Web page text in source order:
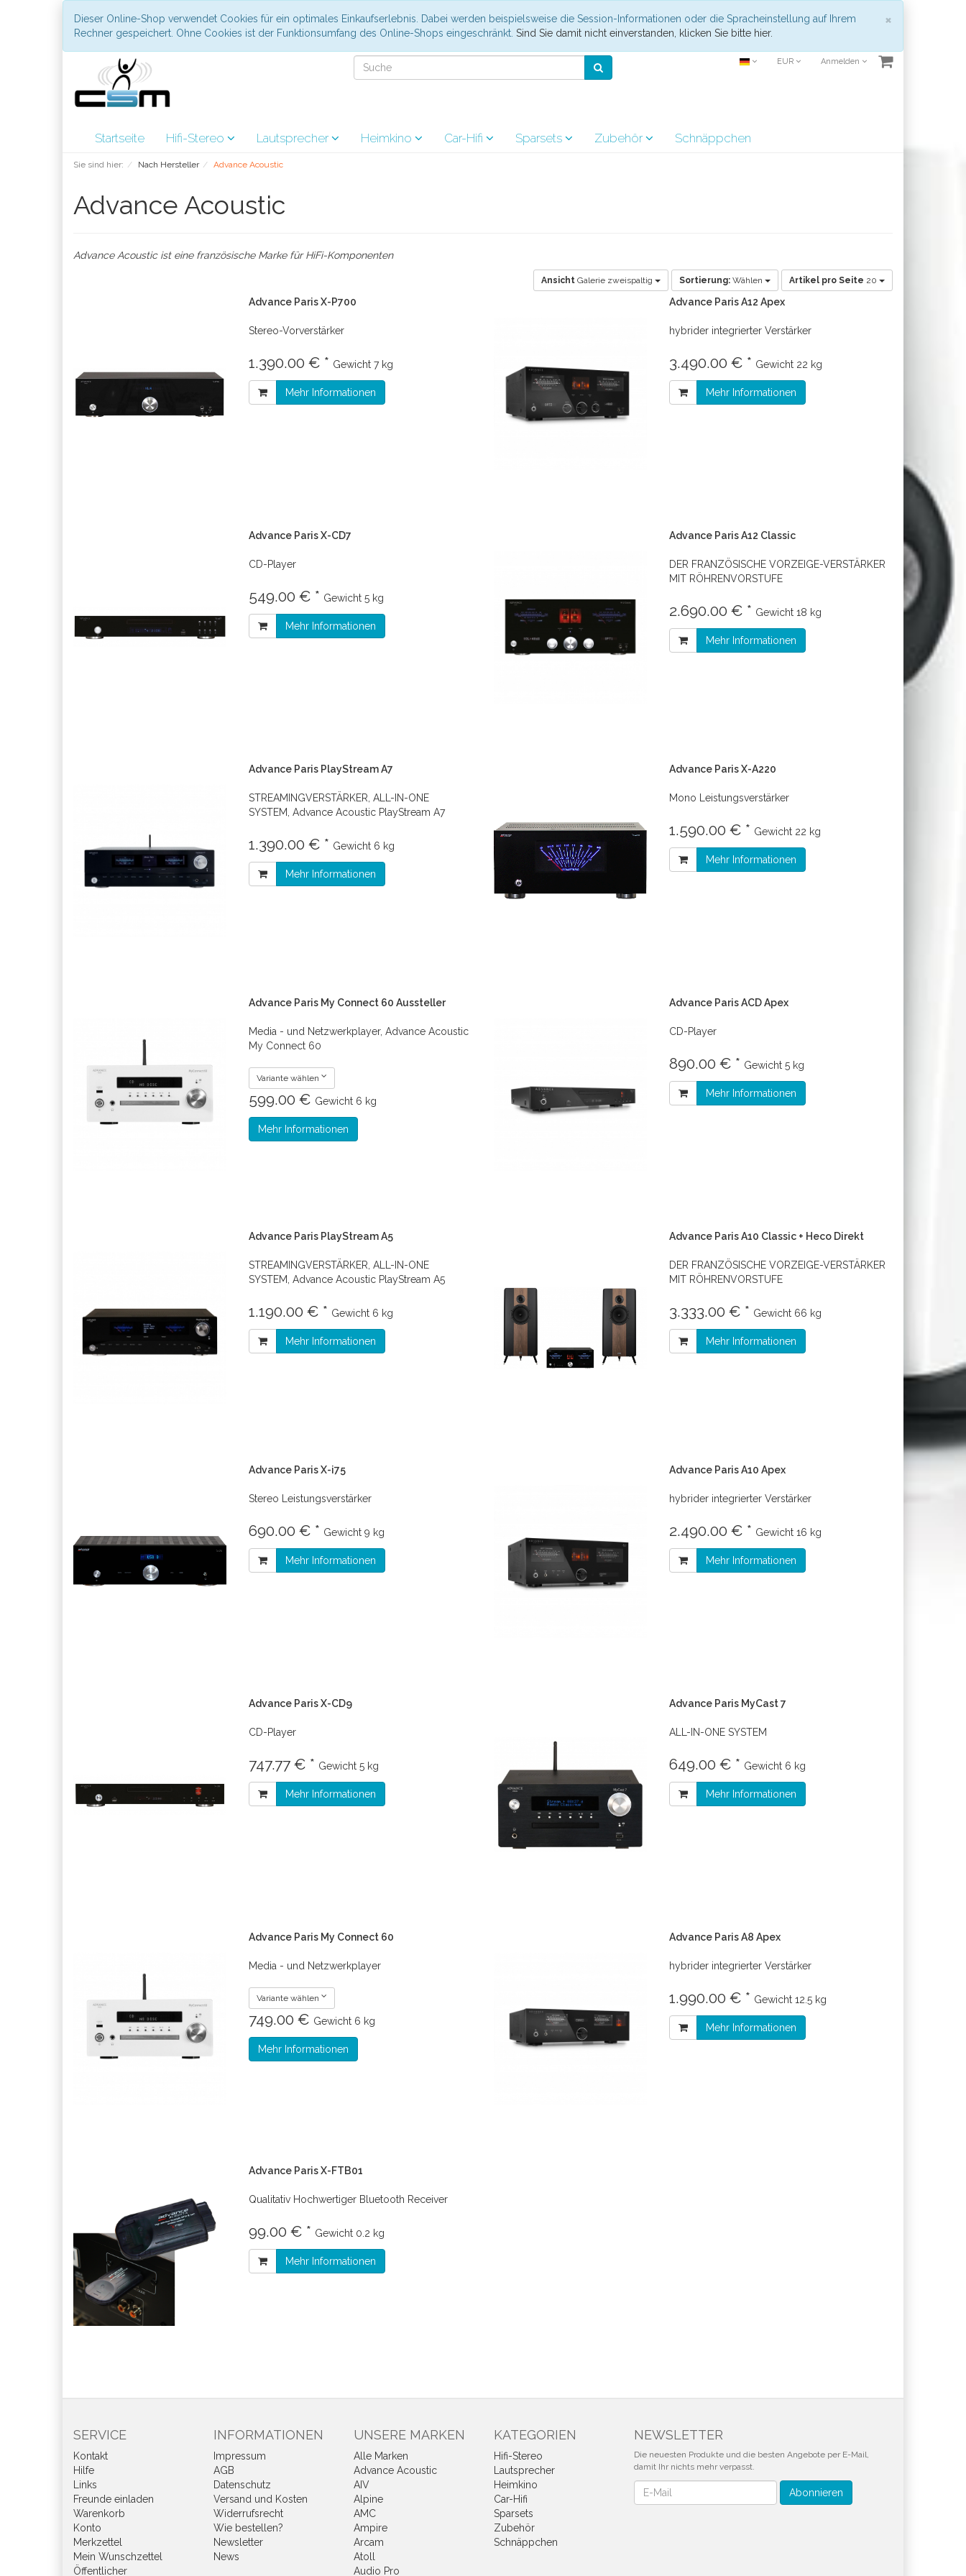
×
Dieser Online-Shop verwendet Cookies für ein optimales Einkaufserlebnis. Dabei werden beispielsweise die Session-Informationen oder die Spracheinstellung auf Ihrem
Rechner gespeichert. Ohne Cookies ist der Funktionsumfang des Online-Shops eingeschränkt. Sind Sie damit nicht einverstanden, klicken Sie bitte hier.
EUR Anmelden
Startseite Hifi-Stereo Lautsprecher Heimkino Car-Hifi Sparsets Zubehör Schnäppchen
Sie sind hier: Nach Hersteller Advance Acoustic
Advance Acoustic
Advance Acoustic ist eine französische Marke für HiFi-Komponenten
Ansicht Galerie zweispaltig Sortierung: Wählen Artikel pro Seite 20
Advance Paris X-P700
Stereo-Vorverstärker
1.390.00 € * Gewicht 7 kg
Mehr Informationen
Advance Paris A12 Apex
hybrider integrierter Verstärker
3.490.00 € * Gewicht 22 kg
Mehr Informationen
Advance Paris X-CD7
CD-Player
549.00 € * Gewicht 5 kg
Mehr Informationen
Advance Paris A12 Classic
DER FRANZÖSISCHE VORZEIGE-VERSTÄRKER
MIT RÖHRENVORSTUFE
2.690.00 € * Gewicht 18 kg
Mehr Informationen
Advance Paris PlayStream A7
STREAMINGVERSTÄRKER, ALL-IN-ONE
SYSTEM, Advance Acoustic PlayStream A7
1.390.00 € * Gewicht 6 kg
Mehr Informationen
Advance Paris X-A220
Mono Leistungsverstärker
1.590.00 € * Gewicht 22 kg
Mehr Informationen
Advance Paris My Connect 60 Aussteller
Media - und Netzwerkplayer, Advance Acoustic
My Connect 60
Variante wählen
599.00 € Gewicht 6 kg
Mehr Informationen
Advance Paris ACD Apex
CD-Player
890.00 € * Gewicht 5 kg
Mehr Informationen
Advance Paris PlayStream A5
STREAMINGVERSTÄRKER, ALL-IN-ONE
SYSTEM, Advance Acoustic PlayStream A5
1.190.00 € * Gewicht 6 kg
Mehr Informationen
Advance Paris A10 Classic + Heco Direkt
DER FRANZÖSISCHE VORZEIGE-VERSTÄRKER
MIT RÖHRENVORSTUFE
3.333.00 € * Gewicht 66 kg
Mehr Informationen
Advance Paris X-i75
Stereo Leistungsverstärker
690.00 € * Gewicht 9 kg
Mehr Informationen
Advance Paris A10 Apex
hybrider integrierter Verstärker
2.490.00 € * Gewicht 16 kg
Mehr Informationen
Advance Paris X-CD9
CD-Player
747.77 € * Gewicht 5 kg
Mehr Informationen
Advance Paris MyCast 7
ALL-IN-ONE SYSTEM
649.00 € * Gewicht 6 kg
Mehr Informationen
Advance Paris My Connect 60
Media - und Netzwerkplayer
Variante wählen
749.00 € Gewicht 6 kg
Mehr Informationen
Advance Paris A8 Apex
hybrider integrierter Verstärker
1.990.00 € * Gewicht 12.5 kg
Mehr Informationen
Advance Paris X-FTB01
Qualitativ Hochwertiger Bluetooth Receiver
99.00 € * Gewicht 0.2 kg
Mehr Informationen
SERVICE
Kontakt
Hilfe
Links
Freunde einladen
Warenkorb
Konto
Merkzettel
Mein Wunschzettel
Öffentlicher
INFORMATIONEN
Impressum
AGB
Datenschutz
Versand und Kosten
Widerrufsrecht
Wie bestellen?
Newsletter
News
UNSERE MARKEN
Alle Marken
Advance Acoustic
AIV
Alpine
AMC
Ampire
Arcam
Atoll
Audio Pro
KATEGORIEN
Hifi-Stereo
Lautsprecher
Heimkino
Car-Hifi
Sparsets
Zubehör
Schnäppchen
NEWSLETTER
Die neuesten Produkte und die besten Angebote per E-Mail,
damit Ihr nichts mehr verpasst.
Newsletter Abonnieren